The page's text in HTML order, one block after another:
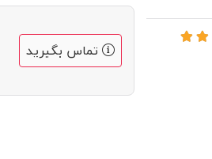
تماس بگیرید